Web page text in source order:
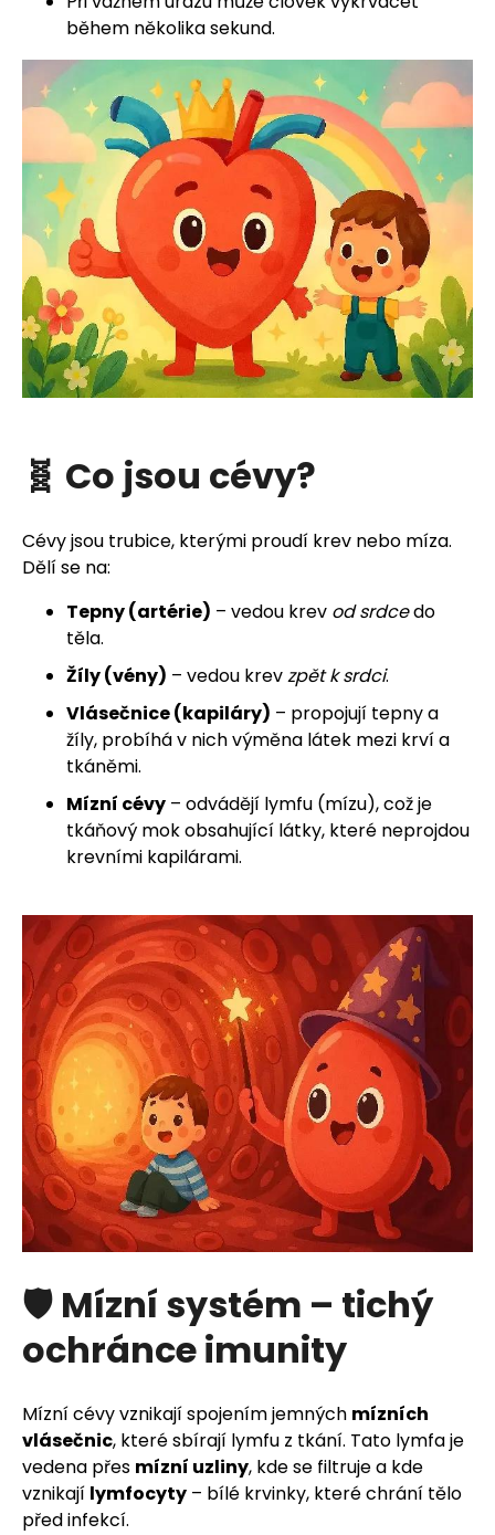
během několika sekund.
🧬 Co jsou cévy?
Cévy jsou trubice, kterými proudí krev nebo míza.
Dělí se na:
Tepny (artérie) – vedou krev od srdcedo
těla.
Žíly (vény) – vedou krevzpět k srdci.
Vlásečnice (kapiláry) – propojují tepny a
žíly, probíhá v nich výměna látek mezi krví a
tkáněmi.
Mízní cévy – odvádějí lymfu (mízu), což je
tkáňový mok obsahující látky, které neprojdou
krevními kapilárami.
🛡️ Mízní systém – tichý
ochránce imunity
Mízní cévy vznikají spojením jemných mízních
vlásečnic, které sbírají lymfu z tkání. Tato lymfa je
vedena přes mízní uzliny, kde se filtruje a kde
vznikají lymfocyty – bílé krvinky, které chrání tělo
před infekcí.